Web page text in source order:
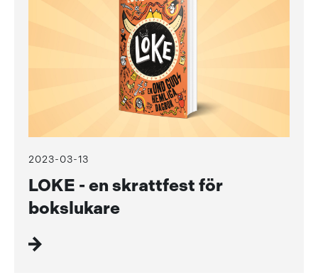
2023-03-13
LOKE - en skrattfest för
bokslukare